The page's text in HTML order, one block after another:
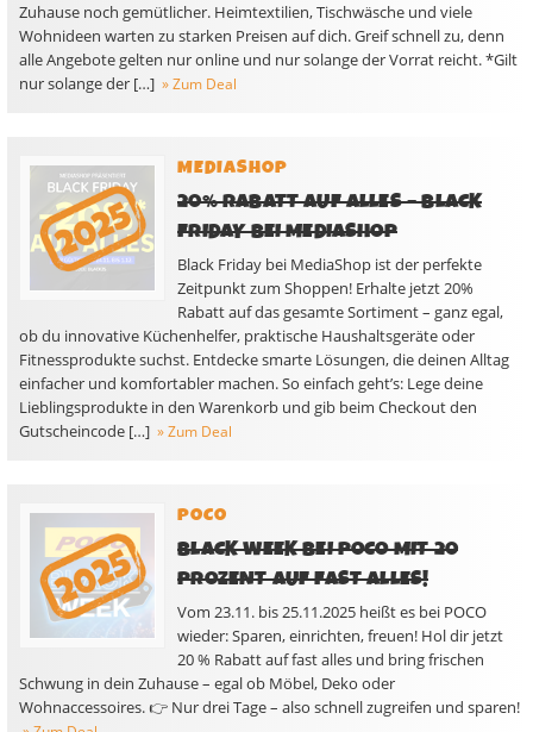
Zuhause noch gemütlicher. Heimtextilien, Tischwäsche und viele
Wohnideen warten zu starken Preisen auf dich. Greif schnell zu, denn
alle Angebote gelten nur online und nur solange der Vorrat reicht. *Gilt
nur solange der […] » Zum Deal
MEDIASHOP
20% RABATT AUF ALLES – BLACK
FRIDAY BEI MEDIASHOP
Black Friday bei MediaShop ist der perfekte
Zeitpunkt zum Shoppen! Erhalte jetzt 20%
Rabatt auf das gesamte Sortiment – ganz egal,
ob du innovative Küchenhelfer, praktische Haushaltsgeräte oder
Fitnessprodukte suchst. Entdecke smarte Lösungen, die deinen Alltag
einfacher und komfortabler machen. So einfach geht’s: Lege deine
Lieblingsprodukte in den Warenkorb und gib beim Checkout den
Gutscheincode […] » Zum Deal
POCO
BLACK WEEK BEI POCO MIT 20
PROZENT AUF FAST ALLES!
Vom 23.11. bis 25.11.2025 heißt es bei POCO
wieder: Sparen, einrichten, freuen! Hol dir jetzt
20 % Rabatt auf fast alles und bring frischen
Schwung in dein Zuhause – egal ob Möbel, Deko oder
Wohnaccessoires. 👉 Nur drei Tage – also schnell zugreifen und sparen!